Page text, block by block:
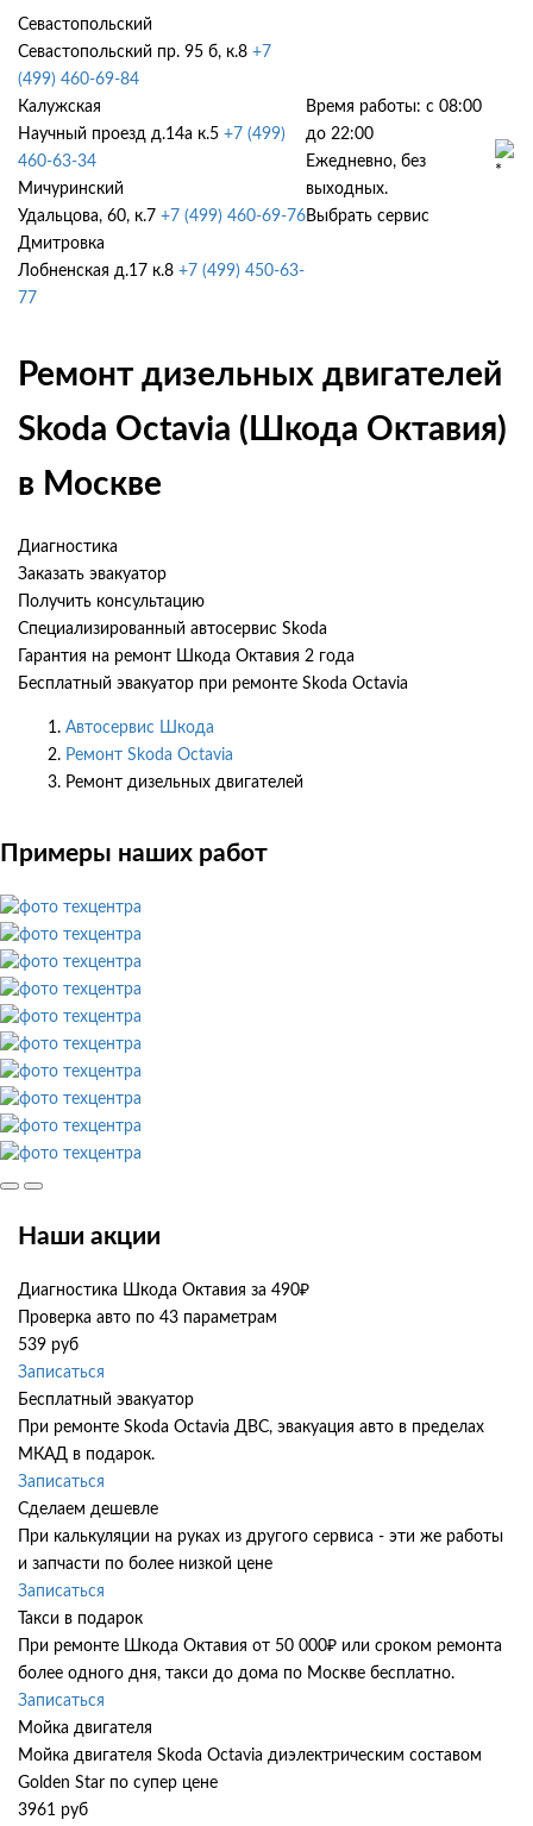
Севастопольский
Севастопольский пр. 95 б, к.8 +7
(499) 460-69-84
Калужская
Научный проезд д.14а к.5 +7 (499)
460-63-34
Мичуринский
Удальцова, 60, к.7 +7 (499) 460-69-76
Дмитровка
Лобненская д.17 к.8 +7 (499) 450-63-
77
Время работы: с 08:00
до 22:00
Ежедневно, без
выходных.
Выбрать сервис
Ремонт дизельных двигателей
Skoda Octavia (Шкода Октавия)
в Москве
Диагностика
Заказать эвакуатор
Получить консультацию
Специализированный автосервис Skoda
Гарантия на ремонт Шкода Октавия 2 года
Бесплатный эвакуатор при ремонте Skoda Octavia
Автосервис Шкода
Ремонт Skoda Octavia
Ремонт дизельных двигателей
Примеры наших работ
Наши акции
Диагностика Шкода Октавия за 490₽
Проверка авто по 43 параметрам
539 руб
Записаться
Бесплатный эвакуатор
При ремонте Skoda Octavia ДВС, эвакуация авто в пределах
МКАД в подарок.
Записаться
Сделаем дешевле
При калькуляции на руках из другого сервиса - эти же работы
и запчасти по более низкой цене
Записаться
Такси в подарок
При ремонте Шкода Октавия от 50 000₽ или сроком ремонта
более одного дня, такси до дома по Москве бесплатно.
Записаться
Мойка двигателя
Мойка двигателя Skoda Octavia диэлектрическим составом
Golden Star по супер цене
3961 руб